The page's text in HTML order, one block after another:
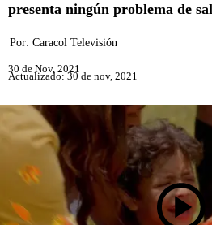
presenta ningún problema de
Por: Caracol Televisión
30 de Nov, 2021
Actualizado: 30 de nov, 2021